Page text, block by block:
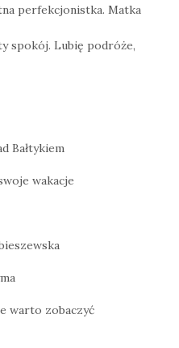
perfekcjonistka. Matka
spokój. Lubię podróże,
Bałtykiem
wakacje
warto zobaczyć